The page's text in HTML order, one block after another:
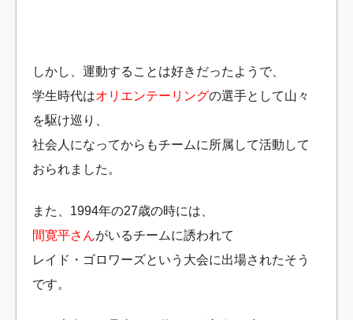
しかし、運動することは好きだったようで、
学生時代はオリエンテーリングの選手として山々
を駆け巡り、
社会人になってからもチームに所属して活動して
おられました。
また、1994年の27歳の時には、
間寛平さんがいるチームに誘われて
レイド・ゴロワーズという大会に出場されたそう
です。